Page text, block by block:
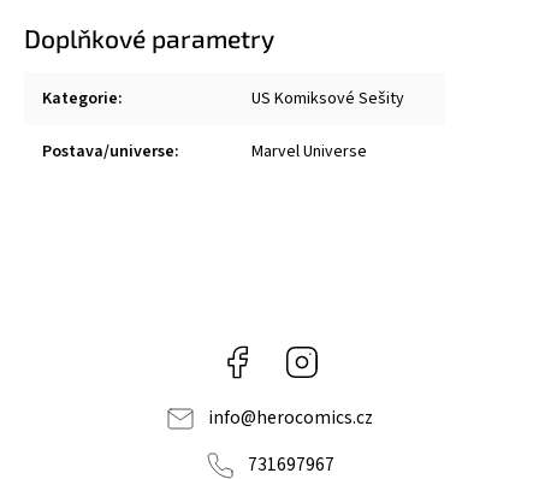
Doplňkové parametry
Kategorie: US Komiksové Sešity
Postava/universe: Marvel Universe
Facebook
info@herocomics.cz
731697967